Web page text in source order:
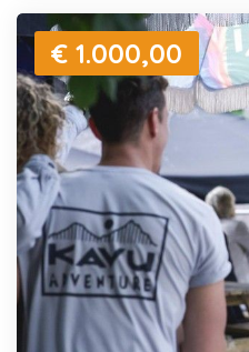
€ 1.000,00